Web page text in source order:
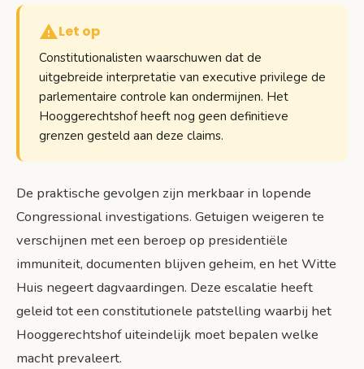
Let op
Constitutionalisten waarschuwen dat de
uitgebreide interpretatie van executive privilege de
parlementaire controle kan ondermijnen. Het
Hooggerechtshof heeft nog geen definitieve
grenzen gesteld aan deze claims.
De praktische gevolgen zijn merkbaar in lopende
Congressional investigations. Getuigen weigeren te
verschijnen met een beroep op presidentiële
immuniteit, documenten blijven geheim, en het Witte
Huis negeert dagvaardingen. Deze escalatie heeft
geleid tot een constitutionele patstelling waarbij het
Hooggerechtshof uiteindelijk moet bepalen welke
macht prevaleert.